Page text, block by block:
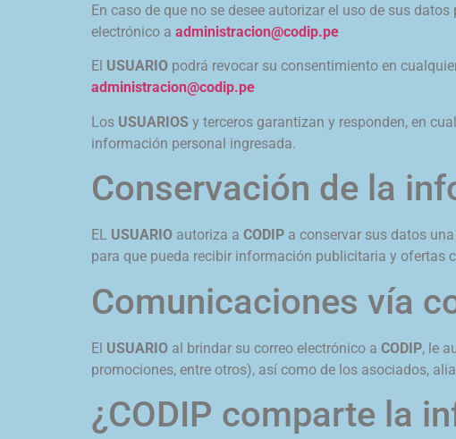
En caso de que no se desee autorizar el uso de sus
electrónico a administracion@codip.pe
El USUARIO podrá revocar su consentimiento en
administracion@codip.pe
Los USUARIOS y terceros garantizan y responden, en
información personal ingresada.
Conservación de la
EL USUARIO autoriza a CODIP a conservar sus datos
para que pueda recibir información publicitaria y ofertas
Comunicaciones vía
El USUARIO al brindar su correo electrónico a CODIP, le
promociones, entre otros), así como de los asociados,
¿CODIP comparte la